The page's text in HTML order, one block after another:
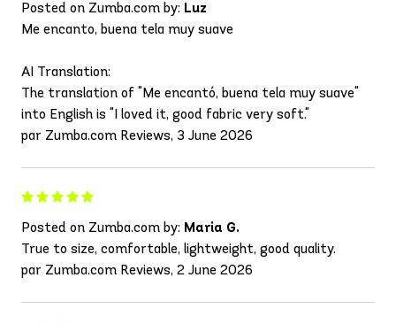
Posted on Zumba.com by: Luz
Me encanto, buena tela muy suave
AI Translation:
The translation of "Me encantó, buena tela muy suave"
into English is "I loved it, good fabric very soft."
par Zumba.com Reviews, 3 June 2026
Posted on Zumba.com by: Maria G.
True to size, comfortable, lightweight, good quality.
par Zumba.com Reviews, 2 June 2026